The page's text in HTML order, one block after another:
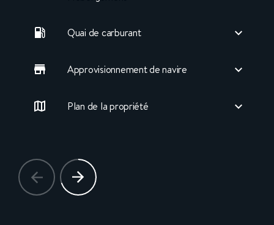
Quai de carburant
Approvisionnement de navire
Plan de la propriété